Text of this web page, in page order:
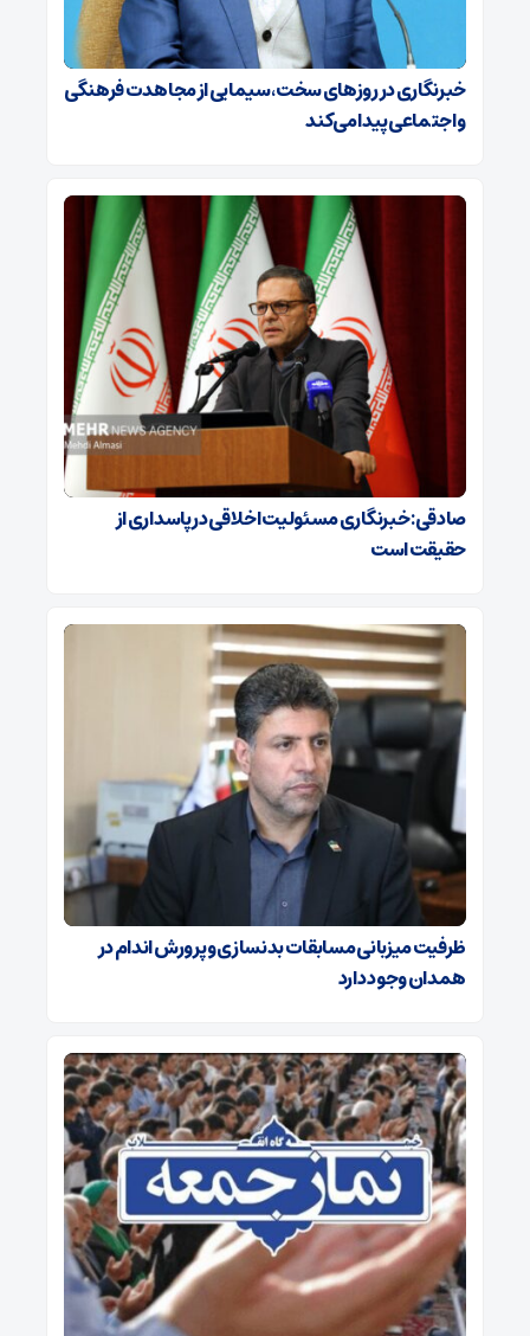
خبرنگاری در روزهای سخت، سیمایی از مجاهدت فرهنگی
و اجتماعی پیدا می‌کند
صادقی: خبرنگاری مسئولیت اخلاقی در پاسداری از
حقیقت است
ظرفیت میزبانی مسابقات بدنسازی و پرورش اندام در
همدان وجود دارد